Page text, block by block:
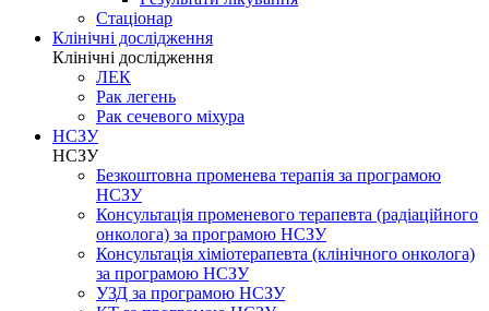
Стаціонар
Клінічні дослідження
Клінічні дослідження
ЛЕК
Рак легень
Рак сечевого міхура
НСЗУ
НСЗУ
Безкоштовна променева терапія за програмою
НСЗУ
Консультація променевого терапевта (радіаційного
онколога) за програмою НСЗУ
Консультація хіміотерапевта (клінічного онколога)
за програмою НСЗУ
УЗД за програмою НСЗУ